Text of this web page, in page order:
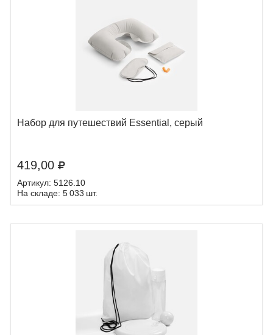
Набор для путешествий Essential, серый
419,00
Артикул: 5126.10
На складе: 5 033 шт.